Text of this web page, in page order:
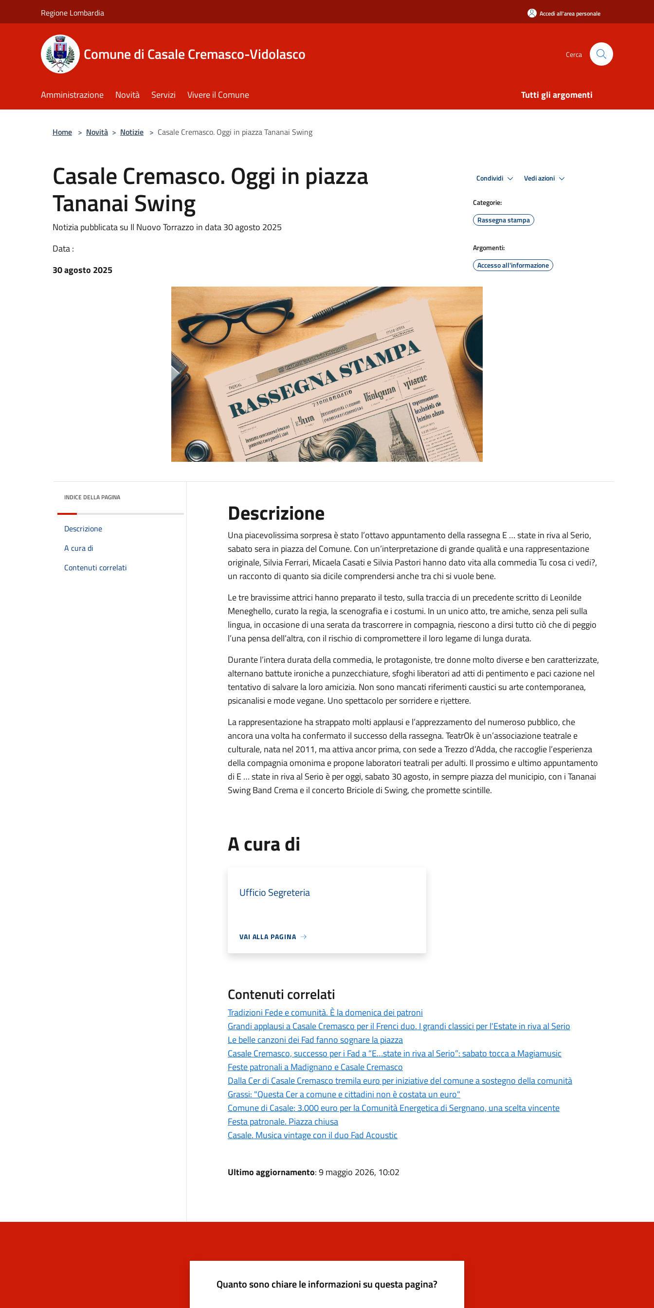
Regione Lombardia Accedi all'area personale
Comune di Casale Cremasco-Vidolasco Cerca
Amministrazione Novità Servizi Vivere il Comune Tutti gli argomenti
Home > Novità > Notizie > Casale Cremasco. Oggi in piazza Tananai Swing
Casale Cremasco. Oggi in piazza
Tananai Swing
Notizia pubblicata su Il Nuovo Torrazzo in data 30 agosto 2025
Data :
30 agosto 2025
Condividi Vedi azioni
Categorie:
Rassegna stampa
Argomenti:
Accesso all'informazione
INDICE DELLA PAGINA
Descrizione
A cura di
Contenuti correlati
Descrizione
Una piacevolissima sorpresa è stato l’ottavo appuntamento della rassegna E … state in riva al Serio,
sabato sera in piazza del Comune. Con un’interpretazione di grande qualità e una rappresentazione
originale, Silvia Ferrari, Micaela Casati e Silvia Pastori hanno dato vita alla commedia Tu cosa ci vedi?,
un racconto di quanto sia dicile comprendersi anche tra chi si vuole bene.
Le tre bravissime attrici hanno preparato il testo, sulla traccia di un precedente scritto di Leonilde
Meneghello, curato la regia, la scenografia e i costumi. In un unico atto, tre amiche, senza peli sulla
lingua, in occasione di una serata da trascorrere in compagnia, riescono a dirsi tutto ciò che di peggio
l’una pensa dell’altra, con il rischio di compromettere il loro legame di lunga durata.
Durante l’intera durata della commedia, le protagoniste, tre donne molto diverse e ben caratterizzate,
alternano battute ironiche a punzecchiature, sfoghi liberatori ad atti di pentimento e paci cazione nel
tentativo di salvare la loro amicizia. Non sono mancati riferimenti caustici su arte contemporanea,
psicanalisi e mode vegane. Uno spettacolo per sorridere e ri¡ettere.
La rappresentazione ha strappato molti applausi e l’apprezzamento del numeroso pubblico, che
ancora una volta ha confermato il successo della rassegna. TeatrOk è un’associazione teatrale e
culturale, nata nel 2011, ma attiva ancor prima, con sede a Trezzo d’Adda, che raccoglie l’esperienza
della compagnia omonima e propone laboratori teatrali per adulti. Il prossimo e ultimo appuntamento
di E … state in riva al Serio è per oggi, sabato 30 agosto, in sempre piazza del municipio, con i Tananai
Swing Band Crema e il concerto Briciole di Swing, che promette scintille.
A cura di
Ufficio Segreteria
VAI ALLA PAGINA
Contenuti correlati
Tradizioni Fede e comunità. È la domenica dei patroni
Grandi applausi a Casale Cremasco per il Frenci duo. I grandi classici per l'Estate in riva al Serio
Le belle canzoni dei Fad fanno sognare la piazza
Casale Cremasco, successo per i Fad a “E…state in riva al Serio”: sabato tocca a Magiamusic
Feste patronali a Madignano e Casale Cremasco
Dalla Cer di Casale Cremasco tremila euro per iniziative del comune a sostegno della comunità
Grassi: "Questa Cer a comune e cittadini non è costata un euro"
Comune di Casale: 3.000 euro per la Comunità Energetica di Sergnano, una scelta vincente
Festa patronale. Piazza chiusa
Casale. Musica vintage con il duo Fad Acoustic
Ultimo aggiornamento: 9 maggio 2026, 10:02
Quanto sono chiare le informazioni su questa pagina?